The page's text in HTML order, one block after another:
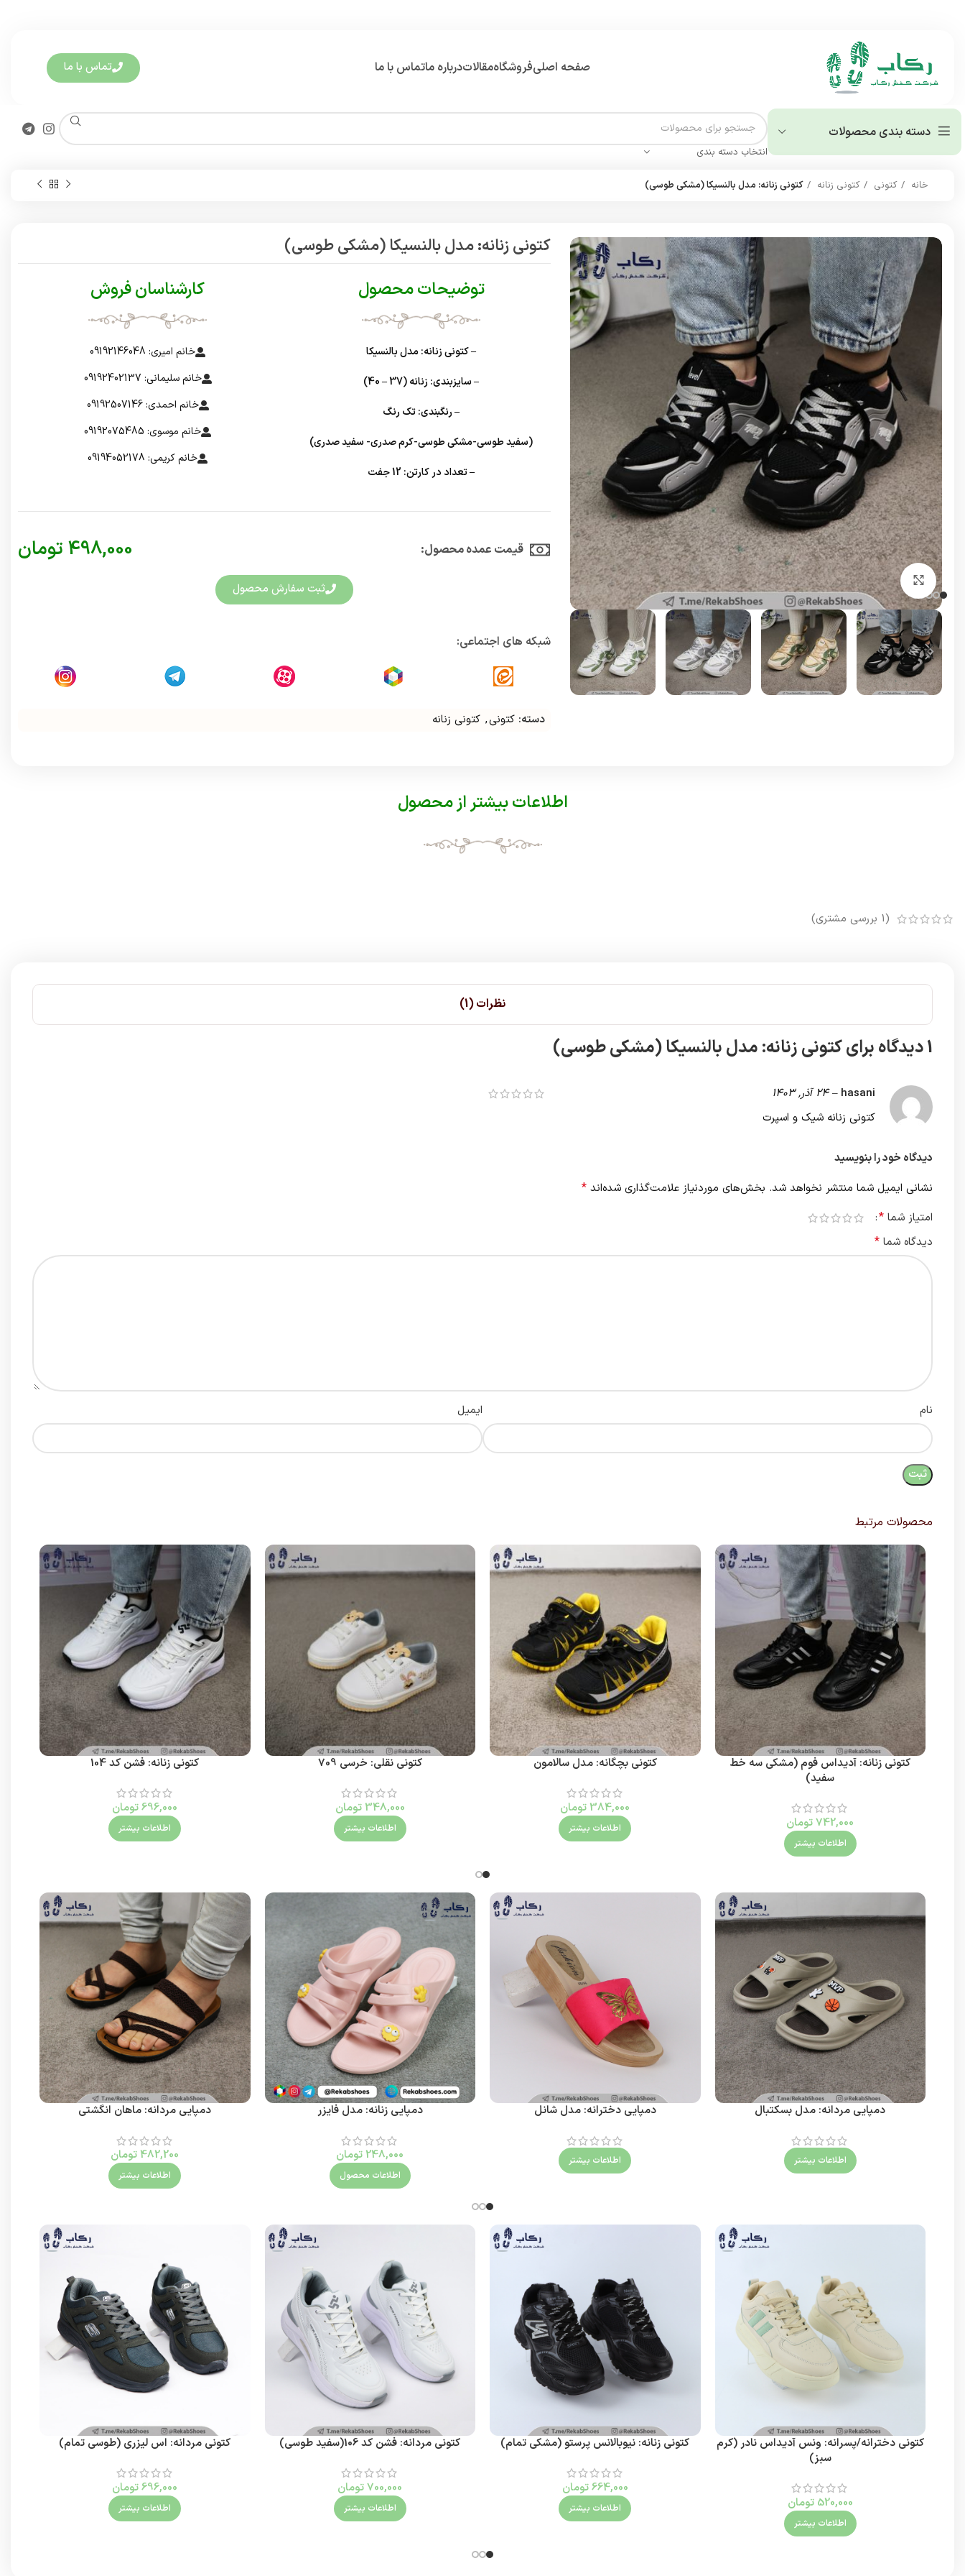
صفحه اصلیفروشگاهمقالاتدرباره ماتماس با ما تماس با ما
دسته بندی محصولات
انتخاب دسته بندی
خانه کتونی کتونی زنانه کتونی زنانه: مدل بالنسیکا (مشکی طوسی)
برای بزرگنمایی کلیک کنید
کتونی زنانه: مدل بالنسیکا (مشکی طوسی)
توضیحات محصول
– کتونی زنانه: مدل بالنسیکا
– سایزبندی: زنانه (37 – 40)
– رنگبندی: تک رنگ
(سفید طوسی-مشکی طوسی-کرم صدری- سفید صدری)
– تعداد در کارتن: 12 جفت
کارشناسان فروش
خانم امیری: 09192146048
خانم سلیمانی: 09192402137
خانم احمدی: 09192507146
خانم موسوی: 09192075485
خانم کریمی: 09194052178
قیمت عمده محصول:​ 498,000 تومان
ثبت سفارش محصول
شبکه های اجتماعی:
دسته: کتونی, کتونی زنانه
اطلاعات بیشتر از محصول
(
1 بررسی مشتری)
نظرات (1)
1 دیدگاه برای کتونی زنانه: مدل بالنسیکا (مشکی طوسی)
hasani
– 24 آذر, 1403
کتونی زنانه شیک و اسپرت
دیدگاه خود را بنویسید
نشانی ایمیل شما منتشر نخواهد شد. بخش‌های موردنیاز علامت‌گذاری شده‌اند *
امتیاز شما *
دیدگاه شما *
نام ایمیل
محصولات مرتبط
کتونی زنانه: آدیداس فوم (مشکی سه خط
سفید)
742,000تومان
اطلاعات بیشتر
کتونی بچگانه: مدل سالامون
384,000 تومان
اطلاعات بیشتر
کتونی نقلی: خرسی 709
348,000 تومان
اطلاعات بیشتر
کتونی زنانه: فشن کد 104
696,000تومان
اطلاعات بیشتر
دمپایی مردانه: مدل بسکتبال
اطلاعات بیشتر
دمپایی دخترانه: مدل شانل
اطلاعات بیشتر
دمپایی زنانه: مدل فایزر
248,000 تومان
اطلاعات محصول
دمپایی مردانه: ماهان انگشتی
482,200 تومان
اطلاعات بیشتر
کتونی دخترانه/پسرانه: ونس آدیداس نادر (کرم
سبز)
520,000 تومان
اطلاعات بیشتر
کتونی زنانه: نیوبالانس پرستو (مشکی تمام)
664,000تومان
اطلاعات بیشتر
کتونی مردانه: فشن کد 106(سفید طوسی)
700,000تومان
اطلاعات بیشتر
کتونی مردانه: اس لیزری (طوسی تمام)
696,000تومان
اطلاعات بیشتر